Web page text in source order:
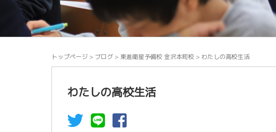
トップページ > ブログ > 東進衛星予備校 金沢本町校 > わたしの高校生活
わたしの高校生活